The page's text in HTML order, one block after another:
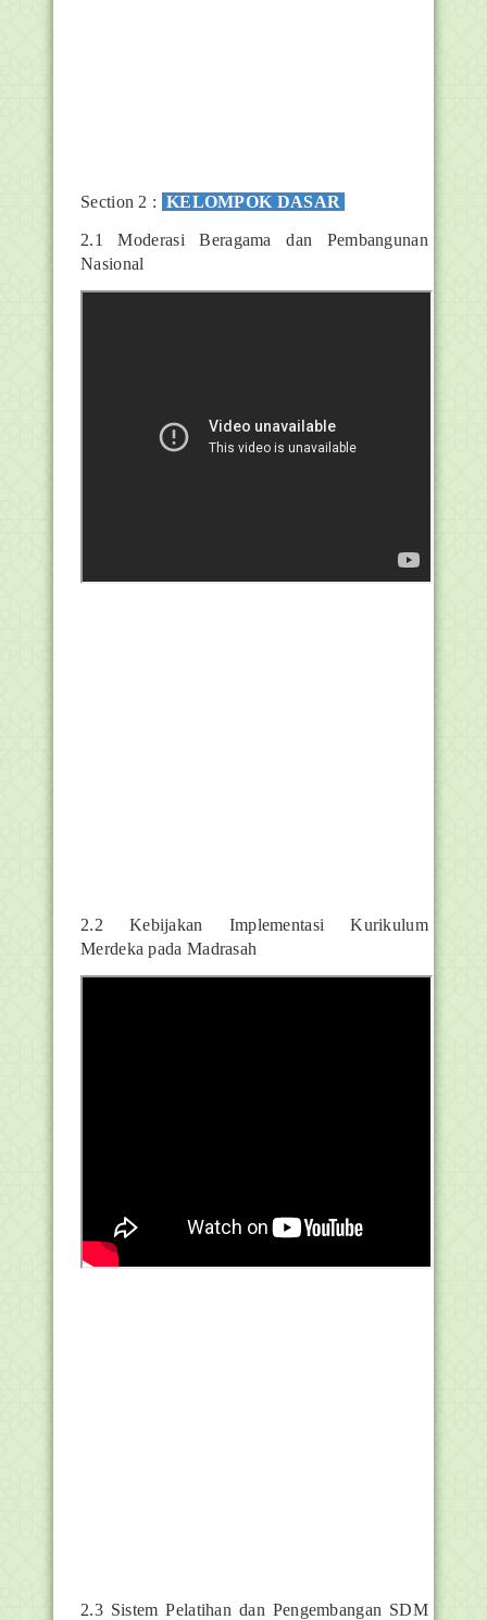
Section 2 : KELOMPOK DASAR
2.1 Moderasi Beragama dan Pembangunan
Nasional
2.2 Kebijakan Implementasi Kurikulum
Merdeka pada Madrasah
2.3 Sistem Pelatihan dan Pengembangan SDM